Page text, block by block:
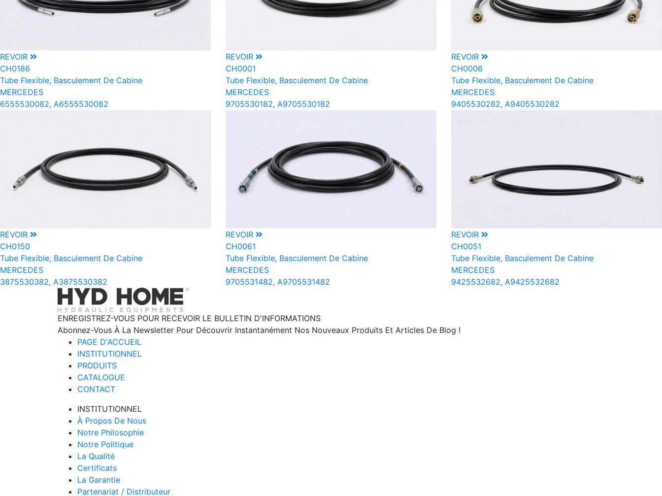
REVOIR
CH0186
Tube Flexible, Basculement De Cabine
MERCEDES
6555530082, A6555530082
REVOIR
CH0001
Tube Flexible, Basculement De Cabine
MERCEDES
9705530182, A9705530182
REVOIR
CH0006
Tube Flexible, Basculement De Cabine
MERCEDES
9405530282, A9405530282
REVOIR
CH0150
Tube Flexible, Basculement De Cabine
MERCEDES
3875530382, A3875530382
REVOIR
CH0061
Tube Flexible, Basculement De Cabine
MERCEDES
9705531482, A9705531482
REVOIR
CH0051
Tube Flexible, Basculement De Cabine
MERCEDES
9425532682, A9425532682
ENREGISTREZ-VOUS POUR RECEVOIR LE BULLETIN D'INFORMATIONS
Abonnez-Vous À La Newsletter Pour Découvrir Instantanément Nos Nouveaux Produits Et Articles De Blog !
PAGE D'ACCUEIL
INSTITUTIONNEL
PRODUITS
CATALOGUE
CONTACT
INSTITUTIONNEL
À Propos De Nous
Notre Philosophie
Notre Politique
La Qualité
Certificats
La Garantie
Partenariat / Distributeur